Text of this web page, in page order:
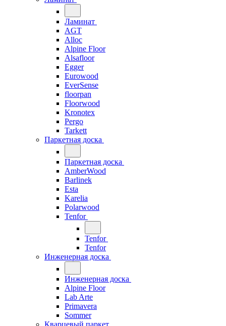
Ламинат
AGT
Alloc
Alpine Floor
Alsafloor
Egger
Eurowood
EverSense
floorpan
Floorwood
Kronotex
Pergo
Tarkett
Паркетная доска
Паркетная доска
AmberWood
Barlinek
Esta
Karelia
Polarwood
Tenfor
Tenfor
Tenfor
Инженерная доска
Инженерная доска
Alpine Floor
Lab Arte
Primavera
Sommer
Кварцевый паркет